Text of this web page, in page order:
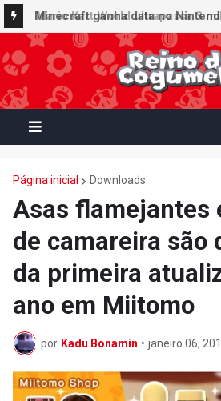
Minecraft ganha data no
Super Mario Mash-Up receberá
gráfica exclusiva
Página inicial Downloads
Asas flamejantes
de camareira são
da primeira
ano em Miitomo
por Kadu Bonamin • janeiro 06,